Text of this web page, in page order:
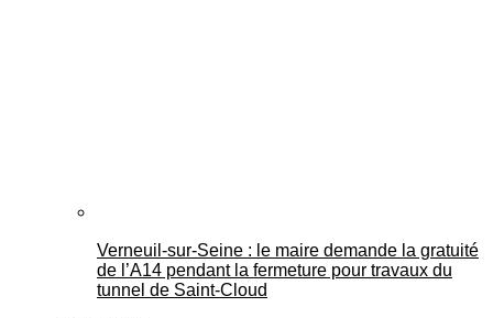
Verneuil-sur-Seine : le maire demande la gratuité
de l’A14 pendant la fermeture pour travaux du
tunnel de Saint-Cloud